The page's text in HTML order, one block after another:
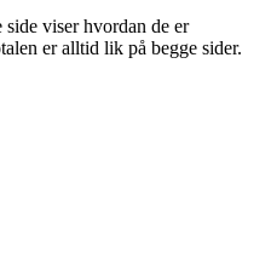
side viser hvordan de er
er alltid lik på begge sider.